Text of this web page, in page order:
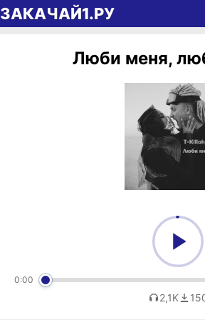
Перейти к содержимому
ЗАКАЧАЙ1.РУ
Люби меня,
0:00
2,1K